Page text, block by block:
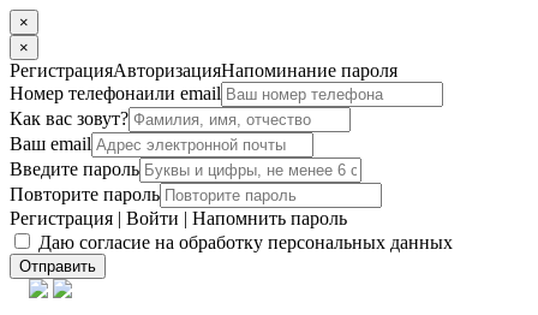
×
×
РегистрацияАвторизацияНапоминание пароля
Номер телефонаили email
Как вас зовут?
Ваш email
Введите пароль
Повторите пароль
Регистрация | Войти | Напомнить пароль
Даю согласие на обработку персональных данных
Отправить